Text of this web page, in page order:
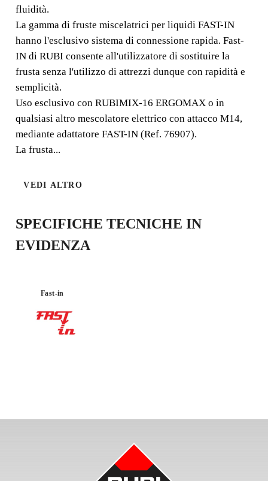
RUBI dispone di una ampia gamma di fruste per
miscelare liquidi e materiali a bassa densità e alta fluidità.
fluidità.
La gamma di fruste miscelatrici per liquidi FAST-IN
hanno l'esclusivo sistema di connessione rapida. Fast-
IN di RUBI consente all'utilizzatore di sostituire la
frusta senza l'utilizzo di attrezzi dunque con rapidità e
semplicità.
Uso esclusivo con RUBIMIX-16 ERGOMAX o in
qualsiasi altro mescolatore elettrico con attacco M14,
mediante adattatore FAST-IN (Ref. 76907).
La frusta...
VEDI ALTRO
SPECIFICHE TECNICHE IN
EVIDENZA
Fast-in